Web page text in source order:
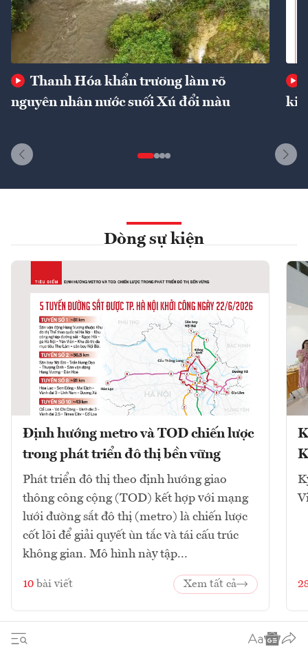
Thanh Hóa khẩn trương làm rõ
nguyên nhân nước suối Xú đổi màu
Dòng sự kiện
Định hướng metro và TOD chiến lược
trong phát triển đô thị bền vững
Phát triển đô thị theo định hướng giao
thông công cộng (TOD) kết hợp với mạng
lưới đường sắt đô thị (metro) là chiến lược
cốt lõi để giải quyết ùn tắc và tái cấu trúc
không gian. Mô hình này tập...
10 bài viết Xem tất cả